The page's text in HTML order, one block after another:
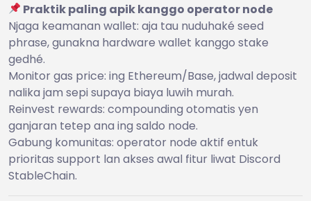
Praktik paling apik kanggo operator node
Njaga keamanan wallet: aja tau nuduhaké seed
phrase, gunakna hardware wallet kanggo stake
gedhé.
Monitor gas price: ing Ethereum/Base, jadwal deposit
nalika jam sepi supaya biaya luwih murah.
Reinvest rewards: compounding otomatis yen
ganjaran tetep ana ing saldo node.
Gabung komunitas: operator node aktif entuk
prioritas support lan akses awal fitur liwat Discord
StableChain.